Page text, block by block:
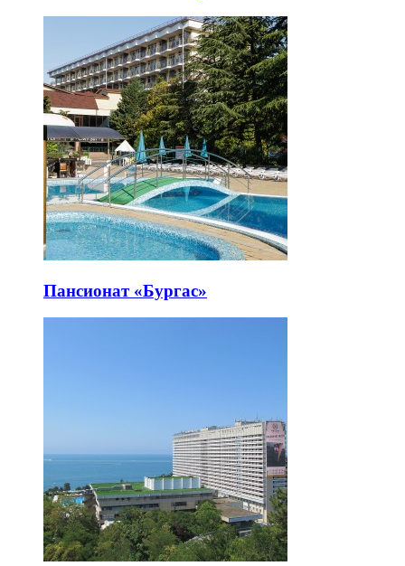
Пансионат «Бургас»